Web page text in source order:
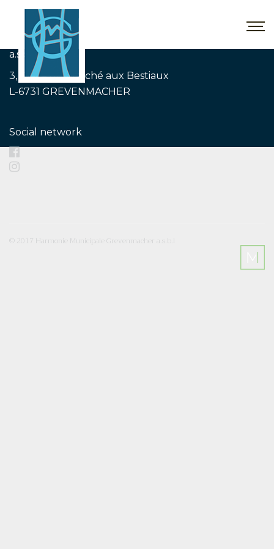
Harmonie Municipale de la Ville de Grevenmacher
a.s.b.l
3, Place du Marché aux Bestiaux
L-6731 GREVENMACHER
Social network
© 2017 Harmonie Municipale Grevenmacher a.s.b.l